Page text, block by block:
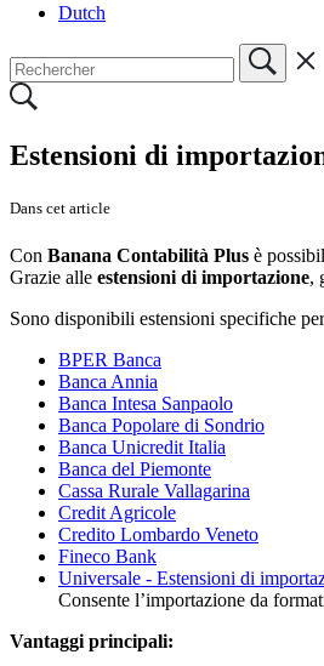
Dutch
Estensioni di
Dans cet article
Con Banana Contabilità Plus è
Grazie alle estensioni di importazione,
Sono disponibili estensioni specifiche
BPER Banca
Banca Annia
Banca Intesa Sanpaolo
Banca Popolare di Sondrio
Banca Unicredit Italia
Banca del Piemonte
Cassa Rurale Vallagarina
Credit Agricole
Credito Lombardo Veneto
Fineco Bank
Universale - Estensioni di
Consente l’importazione da
Vantaggi principali: